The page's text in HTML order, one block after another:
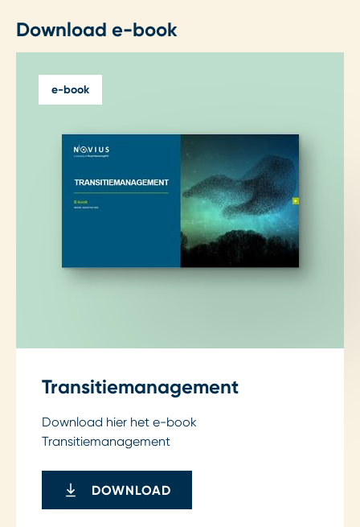
Download e-book
e-book
Transitiemanagement
Download hier het e-book
Transitiemanagement
DOWNLOAD